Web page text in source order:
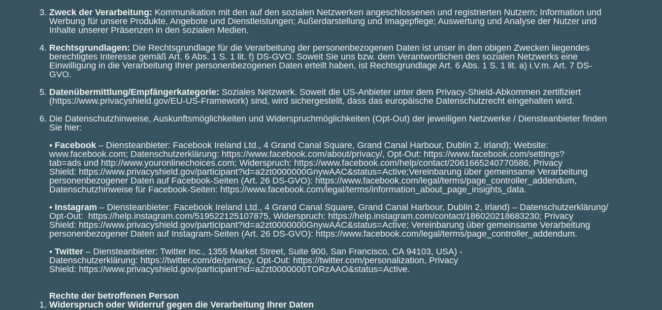
Zweck der Verarbeitung: Kommunikation mit den auf den sozialen Netzwerken angeschlossenen und registrierten Nutzern; Information und
Werbung für unsere Produkte, Angebote und Dienstleistungen; Außerdarstellung und Imagepflege; Auswertung und Analyse der Nutzer und
Inhalte unserer Präsenzen in den sozialen Medien.
Rechtsgrundlagen: Die Rechtsgrundlage für die Verarbeitung der personenbezogenen Daten ist unser in den obigen Zwecken liegendes
berechtigtes Interesse gemäß Art. 6 Abs. 1 S. 1 lit. f) DS-GVO. Soweit Sie uns bzw. dem Verantwortlichen des sozialen Netzwerks eine
Einwilligung in die Verarbeitung Ihrer personenbezogenen Daten erteilt haben, ist Rechtsgrundlage Art. 6 Abs. 1 S. 1 lit. a) i.V.m. Art. 7 DS-
GVO.
Datenübermittlung/Empfängerkategorie: Soziales Netzwerk. Soweit die US-Anbieter unter dem Privacy-Shield-Abkommen zertifiziert
(https://www.privacyshield.gov/EU-US-Framework) sind, wird sichergestellt, dass das europäische Datenschutzrecht eingehalten wird.
Die Datenschutzhinweise, Auskunftsmöglichkeiten und Widerspruchmöglichkeiten (Opt-Out) der jeweiligen Netzwerke / Diensteanbieter finden
Sie hier:
• Facebook – Diensteanbieter: Facebook Ireland Ltd., 4 Grand Canal Square, Grand Canal Harbour, Dublin 2, Irland); Website:
www.facebook.com; Datenschutzerklärung: https://www.facebook.com/about/privacy/, Opt-Out: https://www.facebook.com/settings?
tab=ads und http://www.youronlinechoices.com; Widerspruch: https://www.facebook.com/help/contact/2061665240770586; Privacy
Shield: https://www.privacyshield.gov/participant?id=a2zt0000000GnywAAC&status=Active;Vereinbarung über gemeinsame Verarbeitung
personenbezogener Daten auf Facebook-Seiten (Art. 26 DS-GVO): https://www.facebook.com/legal/terms/page_controller_addendum,
Datenschutzhinweise für Facebook-Seiten: https://www.facebook.com/legal/terms/information_about_page_insights_data.
• Instagram – Diensteanbieter: Facebook Ireland Ltd., 4 Grand Canal Square, Grand Canal Harbour, Dublin 2, Irland) – Datenschutzerklärung/
Opt-Out: https://help.instagram.com/519522125107875, Widerspruch: https://help.instagram.com/contact/186020218683230; Privacy
Shield: https://www.privacyshield.gov/participant?id=a2zt0000000GnywAAC&status=Active; Vereinbarung über gemeinsame Verarbeitung
personenbezogener Daten auf Instagram-Seiten (Art. 26 DS-GVO): https://www.facebook.com/legal/terms/page_controller_addendum.
• Twitter – Diensteanbieter: Twitter Inc., 1355 Market Street, Suite 900, San Francisco, CA 94103, USA) -
Datenschutzerklärung: https://twitter.com/de/privacy, Opt-Out: https://twitter.com/personalization, Privacy
Shield: https://www.privacyshield.gov/participant?id=a2zt0000000TORzAAO&status=Active.
Rechte der betroffenen Person
Widerspruch oder Widerruf gegen die Verarbeitung Ihrer Daten